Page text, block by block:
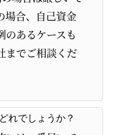
場合、自己資金
のあるケースも
までご相談くだ
れでしょうか？